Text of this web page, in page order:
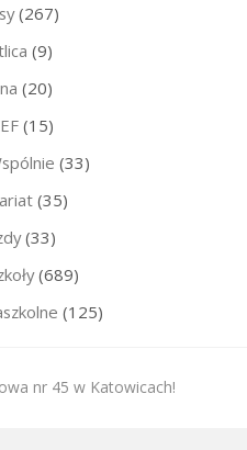
(267)
(9)
(20)
(15)
(33)
(35)
(33)
(689)
(125)
nr 45 w Katowicach!